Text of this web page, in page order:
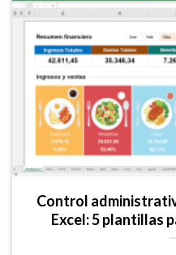
Control
Excel: 5 plantillas